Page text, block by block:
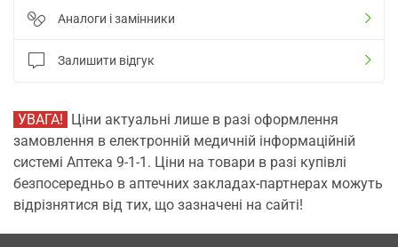
Аналоги і замінники
Залишити відгук
УВАГА! Ціни актуальні лише в разі оформлення
замовлення в електронній медичній інформаційній
системі Аптека 9-1-1. Ціни на товари в разі купівлі
безпосередньо в аптечних закладах-партнерах можуть
відрізнятися від тих, що зазначені на сайті!